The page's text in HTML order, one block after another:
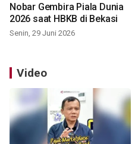
Nobar Gembira Piala Dunia
2026 saat HBKB di Bekasi
Senin, 29 Juni 2026
Video